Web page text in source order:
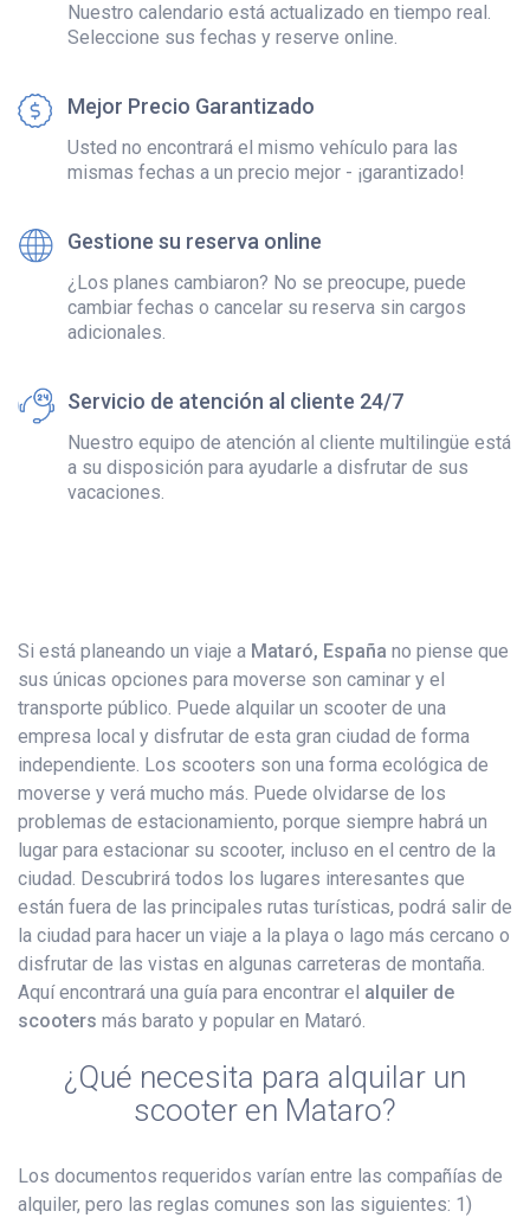
Nuestro calendario está actualizado en tiempo real.
Seleccione sus fechas y reserve online.
Mejor Precio Garantizado
Usted no encontrará el mismo vehículo para las
mismas fechas a un precio mejor - ¡garantizado!
Gestione su reserva online
¿Los planes cambiaron? No se preocupe, puede
cambiar fechas o cancelar su reserva sin cargos
adicionales.
Servicio de atención al cliente 24/7
Nuestro equipo de atención al cliente multilingüe está
a su disposición para ayudarle a disfrutar de sus
vacaciones.
Si está planeando un viaje a Mataró, España no piense que
sus únicas opciones para moverse son caminar y el
transporte público. Puede alquilar un scooter de una
empresa local y disfrutar de esta gran ciudad de forma
independiente. Los scooters son una forma ecológica de
moverse y verá mucho más. Puede olvidarse de los
problemas de estacionamiento, porque siempre habrá un
lugar para estacionar su scooter, incluso en el centro de la
ciudad. Descubrirá todos los lugares interesantes que
están fuera de las principales rutas turísticas, podrá salir de
la ciudad para hacer un viaje a la playa o lago más cercano o
disfrutar de las vistas en algunas carreteras de montaña.
Aquí encontrará una guía para encontrar el alquiler de
scooters más barato y popular en Mataró.
¿Qué necesita para alquilar un
scooter en Mataro?
Los documentos requeridos varían entre las compañías de
alquiler, pero las reglas comunes son las siguientes: 1)